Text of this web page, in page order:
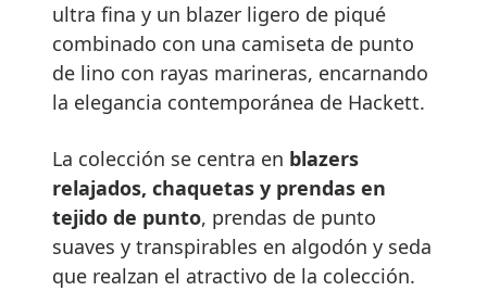
ultra fina y un blazer ligero de piqué
combinado con una camiseta de punto
de lino con rayas marineras, encarnando
la elegancia contemporánea de Hackett.
La colección se centra en blazers
relajados, chaquetas y prendas en
tejido de punto, prendas de punto
suaves y transpirables en algodón y seda
que realzan el atractivo de la colección.